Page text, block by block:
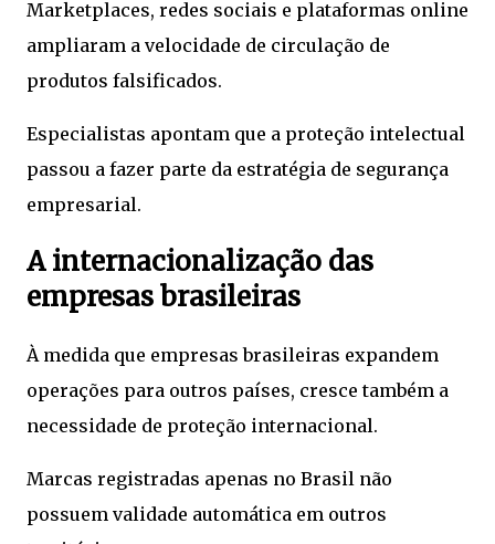
Marketplaces, redes sociais e plataformas online
ampliaram a velocidade de circulação de
produtos falsificados.
Especialistas apontam que a proteção intelectual
passou a fazer parte da estratégia de segurança
empresarial.
A internacionalização das
empresas brasileiras
À medida que empresas brasileiras expandem
operações para outros países, cresce também a
necessidade de proteção internacional.
Marcas registradas apenas no Brasil não
possuem validade automática em outros